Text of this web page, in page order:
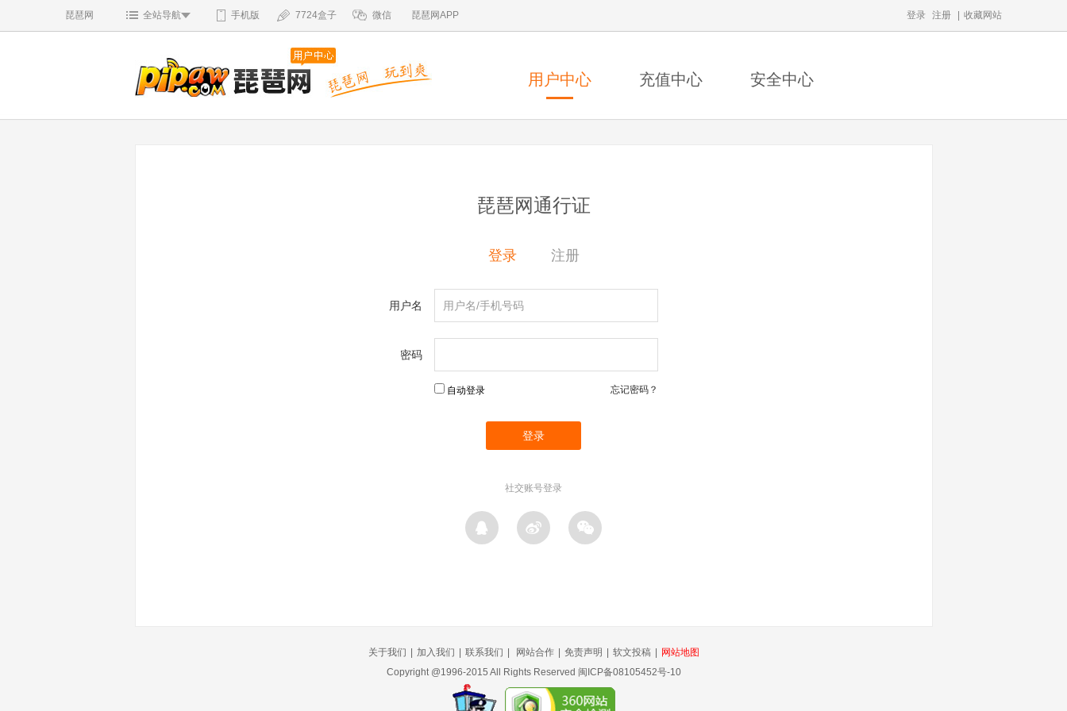
琵琶网 全站导航 手机版 微信 琵琶网APP
7724盒子 收藏网站
登录 注册
用户中心 充值中心 安全中心
琵琶网通行证
登录 注册
用户名
密码
自动登录 忘记密码？
社交账号登录
关于我们 加入我们 联系我们 网站合作 免责声明 软文投稿
网站地图
Copyright @1996-2015 All Rights Reserved 闽ICP备08105452号-10